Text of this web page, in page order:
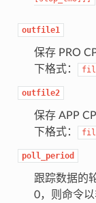
outfile1
保存 PRO
下格式：
outfile2
保存 APP
下格式：
poll_period
跟踪数据的
0，则命令